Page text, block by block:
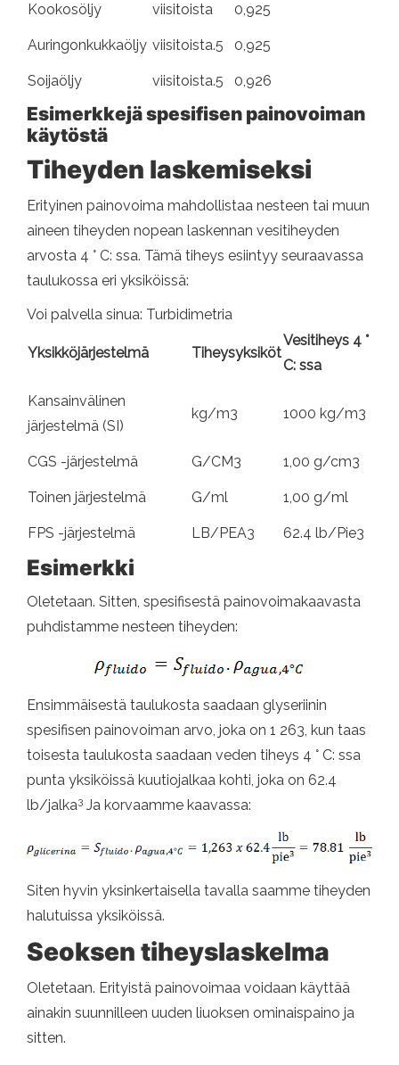
Kookosöljy viisitoista 0,925
Auringonkukkaöljy viisitoista.5 0,925
Soijaöljy viisitoista.5 0,926
Esimerkkejä spesifisen painovoiman
käytöstä
Tiheyden laskemiseksi
Erityinen painovoima mahdollistaa nesteen tai muun
aineen tiheyden nopean laskennan vesitiheyden
arvosta 4 ° C: ssa. Tämä tiheys esiintyy seuraavassa
taulukossa eri yksiköissä:
Voi palvella sinua: Turbidimetria
Yksikköjärjestelmä Tiheysyksiköt
Vesitiheys 4 °
C: ssa
Kansainvälinen
järjestelmä (SI)
kg/m3 1000 kg/m3
CGS -järjestelmä G/CM3 1,00 g/cm3
Toinen järjestelmä G/ml 1,00 g/ml
FPS -järjestelmä LB/PEA3 62.4 lb/Pie3
Esimerkki
Oletetaan. Sitten, spesifisestä painovoimakaavasta
puhdistamme nesteen tiheyden:
Ensimmäisestä taulukosta saadaan glyseriinin
spesifisen painovoiman arvo, joka on 1 263, kun taas
toisesta taulukosta saadaan veden tiheys 4 ° C: ssa
punta yksiköissä kuutiojalkaa kohti, joka on 62.4
lb/jalka3 Ja korvaamme kaavassa:
Siten hyvin yksinkertaisella tavalla saamme tiheyden
halutuissa yksiköissä.
Seoksen tiheyslaskelma
Oletetaan. Erityistä painovoimaa voidaan käyttää
ainakin suunnilleen uuden liuoksen ominaispaino ja
sitten.